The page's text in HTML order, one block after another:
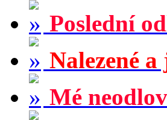
Poslední
Nalezené
Mé